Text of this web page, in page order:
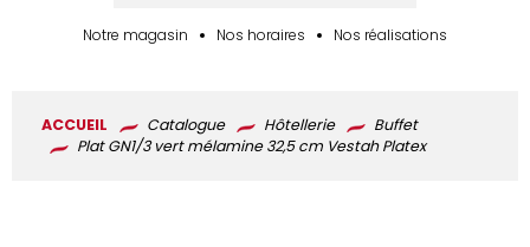
Notre magasin Nos horaires Nos réalisations
ACCUEIL Catalogue Hôtellerie
Buffet
Plat GN1/3 vert mélamine 32,5 cm Vestah Platex